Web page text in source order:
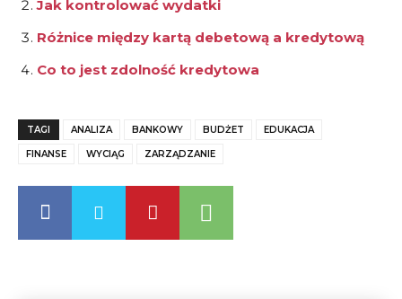
Jak kontrolować wydatki
Różnice między kartą debetową a kredytową
Co to jest zdolność kredytowa
TAGI ANALIZA BANKOWY BUDŻET EDUKACJA
FINANSE WYCIĄG ZARZĄDZANIE